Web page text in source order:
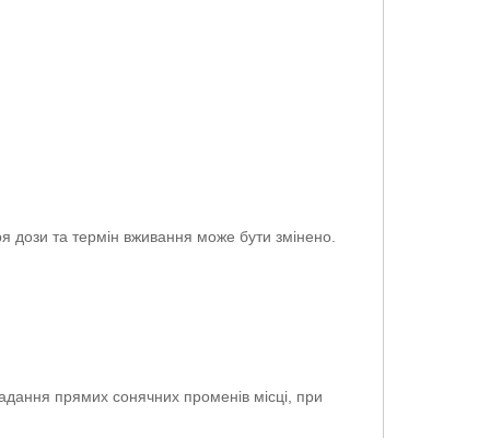
та термін вживання може бути змінено.
прямих сонячних променів місці, при